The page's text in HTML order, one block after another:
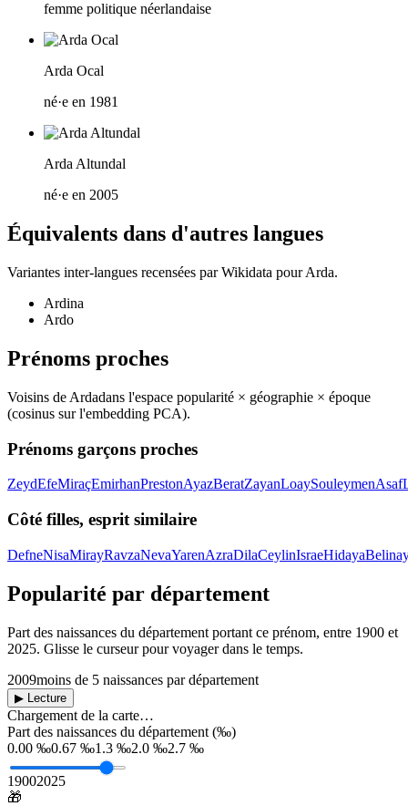
femme politique néerlandaise
Arda Ocal
né·e en 1981
Arda Altundal
né·e en 2005
Équivalents dans d'autres langues
Variantes inter-langues recensées par Wikidata pourArda.
Ardina
Ardo
Prénoms proches
Voisins de Ardadans l'espace popularité × géographie × époque
(cosinus sur l'embedding PCA).
Prénoms garçons proches
ZeydEfeMiraçEmirhanPrestonAyazBeratZayanLoaySouleymenAsaf
Côté filles, esprit similaire
DefneNisaMirayRavzaNevaYarenAzraDilaCeylinIsraeHidaya
Popularité par département
Part des naissances du département portant ce prénom, entre 1900 et
2025. Glisse le curseur pour voyager dans le temps.
2009moins de 5 naissances par département
▶ Lecture
Chargement de la carte…
Part des naissances du département (‰)
0.00 ‰0.67 ‰1.3 ‰2.0 ‰2.7 ‰
19002025
🎁